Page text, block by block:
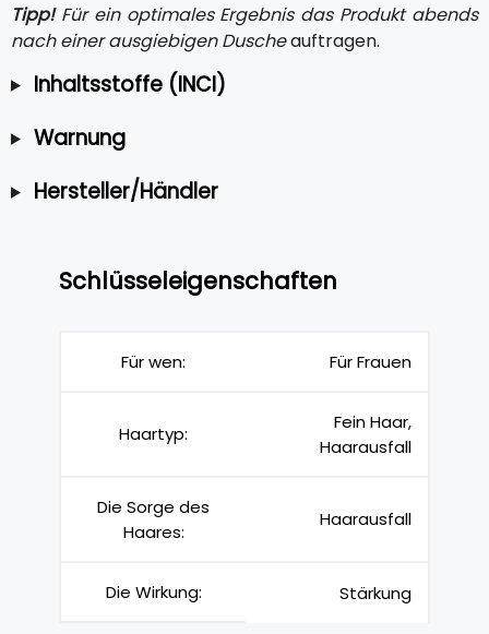
Tipp!Für ein optimales Ergebnis das Produkt abends
nach einer ausgiebigen Duscheauftragen.
Inhaltsstoffe (INCI)
Warnung
Hersteller/Händler
Schlüsseleigenschaften
Für wen: Für Frauen
Haartyp:
Fein Haar,
Haarausfall
Die Sorge des
Haares:
Haarausfall
Die Wirkung: Stärkung